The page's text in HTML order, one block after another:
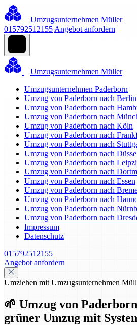
Umzugsunternehmen Müller
015792512155 Angebot anfordern
Umzugsunternehmen Müller
Umzugsunternehmen Paderborn
Umzug von Paderborn nach Berlin
Umzug von Paderborn nach
Umzug von Paderborn nach
Umzug von Paderborn nach Köln
Umzug von Paderborn nach
Umzug von Paderborn nach
Umzug von Paderborn nach
Umzug von Paderborn nach
Umzug von Paderborn nach
Umzug von Paderborn nach Essen
Umzug von Paderborn nach
Umzug von Paderborn nach
Umzug von Paderborn nach
Umzug von Paderborn nach
Impressum
Datenschutz
015792512155
Angebot anfordern
Umziehen mit Umzugsunternehmen
🌱 Umzug von
grüner Umzug mit